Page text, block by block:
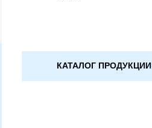
КАТАЛОГ ПРОДУКЦИИ